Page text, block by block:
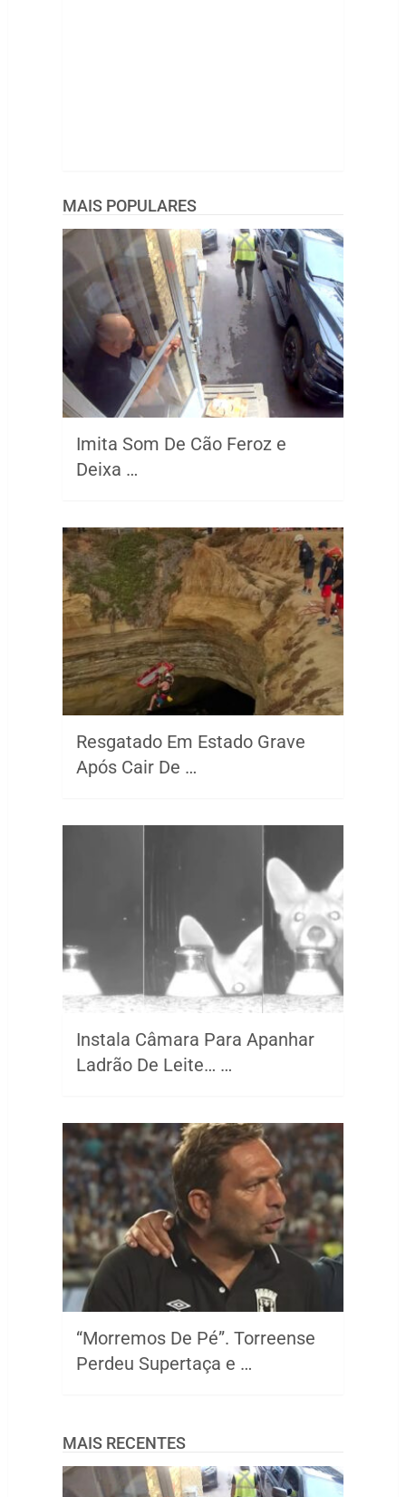
MAIS POPULARES
Imita Som De Cão Feroz e
Deixa …
Resgatado Em Estado Grave
Após Cair De …
Instala Câmara Para Apanhar
Ladrão De Leite… …
“Morremos De Pé”. Torreense
Perdeu Supertaça e …
MAIS RECENTES